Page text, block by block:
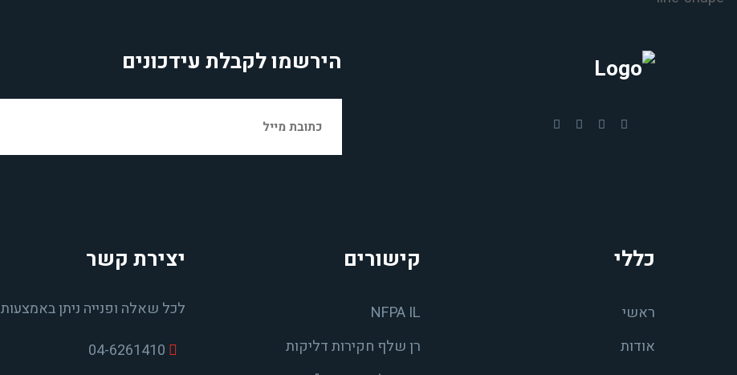
הירשמו לקבלת עידכונים
כללי
ראשי
אודות
קישורים
NFPA IL
רן שלף חקירות דליקות
יצירת קשר
לכל שאלה ופנייה ניתן באמצעות